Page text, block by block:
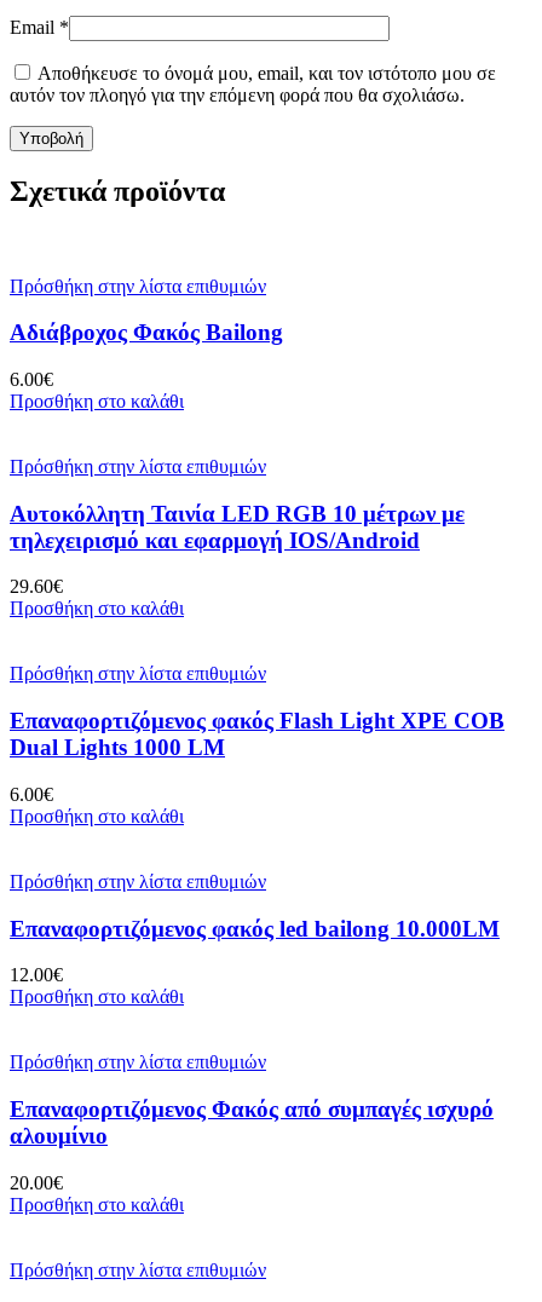
Email *
Αποθήκευσε το όνομά μου, email, και τον ιστότοπο μου σε
αυτόν τον πλοηγό για την επόμενη φορά που θα σχολιάσω.
Σχετικά προϊόντα
Πρόσθήκη στην λίστα επιθυμιών
Αδιάβροχος Φακός Bailong
6.00€
Προσθήκη στο καλάθι
Πρόσθήκη στην λίστα επιθυμιών
Αυτοκόλλητη Ταινία LED RGB 10 μέτρων με
τηλεχειρισμό και εφαρμογή IOS/Android
29.60€
Προσθήκη στο καλάθι
Πρόσθήκη στην λίστα επιθυμιών
Επαναφορτιζόμενος φακός Flash Light XPE COB
Dual Lights 1000 LM
6.00€
Προσθήκη στο καλάθι
Πρόσθήκη στην λίστα επιθυμιών
Επαναφορτιζόμενος φακός led bailong 10.000LM
12.00€
Προσθήκη στο καλάθι
Πρόσθήκη στην λίστα επιθυμιών
Επαναφορτιζόμενος Φακός από συμπαγές ισχυρό
αλουμίνιο
20.00€
Προσθήκη στο καλάθι
Πρόσθήκη στην λίστα επιθυμιών